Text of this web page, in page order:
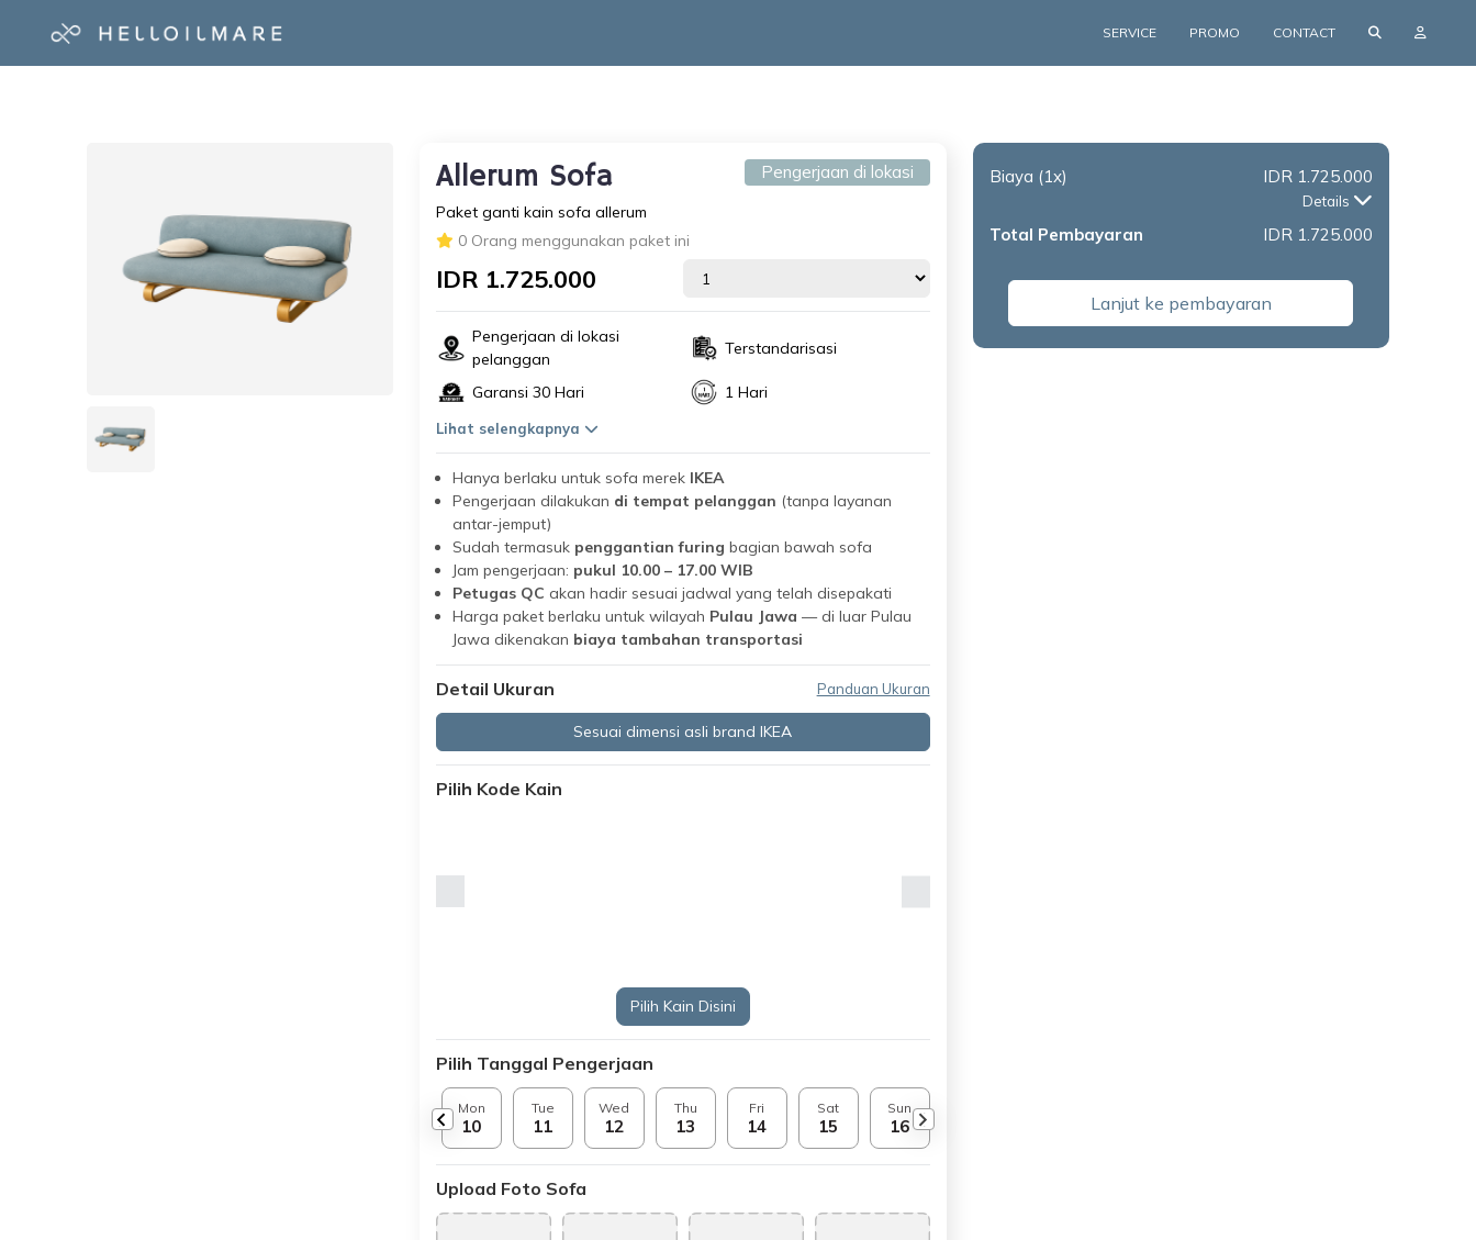
SERVICE PROMO CONTACT
Allerum Sofa Pengerjaan di lokasi
Paket ganti kain sofa allerum
0 Orang menggunakan paket ini
IDR 1.725.000
Pengerjaan di lokasi
pelanggan
Terstandarisasi
Garansi 30 Hari 1 Hari
Lihat selengkapnya
Hanya berlaku untuk sofa merek IKEA
Pengerjaan dilakukan di tempat pelanggan (tanpa layanan
antar-jemput)
Sudah termasuk penggantian furing bagian bawah sofa
Jam pengerjaan: pukul 10.00 – 17.00 WIB
Petugas QC akan hadir sesuai jadwal yang telah disepakati
Harga paket berlaku untuk wilayah Pulau Jawa — di luar Pulau
Jawa dikenakan biaya tambahan transportasi
Detail Ukuran Panduan Ukuran
Sesuai dimensi asli brand IKEA
Pilih Kode Kain
Pilih Kain Disini
Pilih Tanggal Pengerjaan
Mon
10
Tue
11
Wed
12
Thu
13
Fri
14
Sat
15
Sun
16
Upload Foto Sofa
Biaya (1x) IDR 1.725.000
Details
Total Pembayaran IDR 1.725.000
Lanjut ke pembayaran